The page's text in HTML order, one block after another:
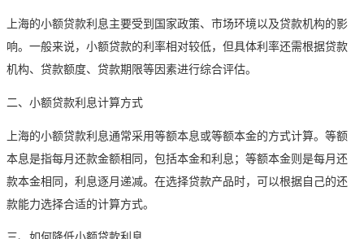
上海的小额贷款利息主要受到国家政策、市场环境以及贷款机构的影
响。一般来说，小额贷款的利率相对较低，但具体利率还需根据贷款
机构、贷款额度、贷款期限等因素进行综合评估。
二、小额贷款利息计算方式
上海的小额贷款利息通常采用等额本息或等额本金的方式计算。等额
本息是指每月还款金额相同，包括本金和利息；等额本金则是每月还
款本金相同，利息逐月递减。在选择贷款产品时，可以根据自己的还
款能力选择合适的计算方式。